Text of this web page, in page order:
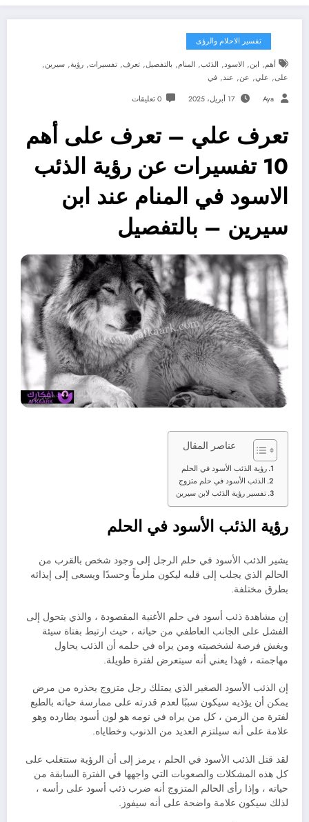
تفسير الاحلام والرؤى
أهم, ابن, الاسود, الذئب, المنام, بالتفصيل, تعرف, تفسيرات, رؤية, سيرين,
على, علي, عن, عند, في
Aya 17 أبريل، 2025 0 تعليقات
تعرف علي – تعرف على أهم
10 تفسيرات عن رؤية الذئب
الاسود في المنام عند ابن
سيرين – بالتفصيل
عناصر المقال
رؤية الذئب الأسود في الحلم
الذئب الأسود في حلم متزوج
تفسير رؤية الذئب لابن سيرين
رؤية الذئب الأسود في الحلم
يشير الذئب الأسود في حلم الرجل إلى وجود شخص بالقرب من
الحالم الذي يجلب إلى قلبه ليكون ملزماً وحسدًا ويسعى إلى إيذائه
بطرق مختلفة.
إن مشاهدة ذئب أسود في حلم الأغنية المقصودة ، والذي يتحول إلى
الفشل على الجانب العاطفي من حياته ، حيث ارتبط بفتاة سيئة
ويغش فرصة لشخصيته ومن يراه في حلمه أن الذئب يحاول
مهاجمته ، فهذا يعني أنه سيتعرض لفترة طويلة.
إن الذئب الأسود الصغير الذي يمتلك رجل متزوج يحذره من مرض
يمكن أن يؤذيه سيكون سببًا لعدم قدرته على ممارسة حياته بالطبع
لفترة من الزمن ، كل من يراه في نومه هو لون أسود يطارده وهو
علامة على أنه سيلتزم العديد من الذنوب وخطاياه.
لقد قتل الذئب الأسود في الحلم ، يرمز إلى أن الرؤية ستتغلب على
كل هذه المشكلات والصعوبات التي واجهها في الفترة السابقة من
حياته ، وإذا رأى الحالم المتزوج أنه ضرب ذئب أسود على رأسه ،
لذلك سيكون علامة واضحة على أنه سيفوز.